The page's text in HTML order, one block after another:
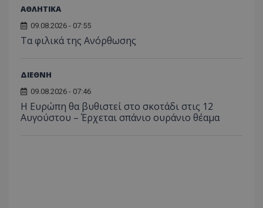
ΑΘΛΗΤΙΚΑ
09.08.2026 - 07:55
Τα φιλικά της Ανόρθωσης
ΔΙΕΘΝΗ
09.08.2026 - 07:46
Η Ευρώπη θα βυθιστεί στο σκοτάδι στις 12
Αυγούστου – Έρχεται σπάνιο ουράνιο θέαμα